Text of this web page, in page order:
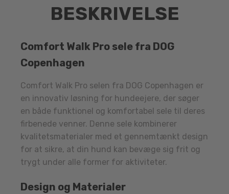
BESKRIVELSE
Comfort Walk Pro sele fra DOG
Copenhagen
Comfort Walk Pro selen fra DOG Copenhagen er
en innovativ løsning for hundeejere, der søger
en både funktionel og komfortabel sele til deres
firbenede venner. Denne sele kombinerer
kvalitetsmaterialer med et gennemtænkt design
for at sikre, at din hund kan bevæge sig frit og
trygt under alle former for aktiviteter.
Design og Materialer